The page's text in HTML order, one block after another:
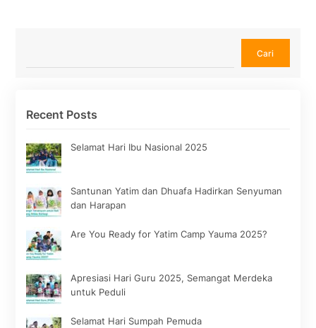
Cari
Recent Posts
Selamat Hari Ibu Nasional 2025
Santunan Yatim dan Dhuafa Hadirkan Senyuman
dan Harapan
Are You Ready for Yatim Camp Yauma 2025?
Apresiasi Hari Guru 2025, Semangat Merdeka
untuk Peduli
Selamat Hari Sumpah Pemuda